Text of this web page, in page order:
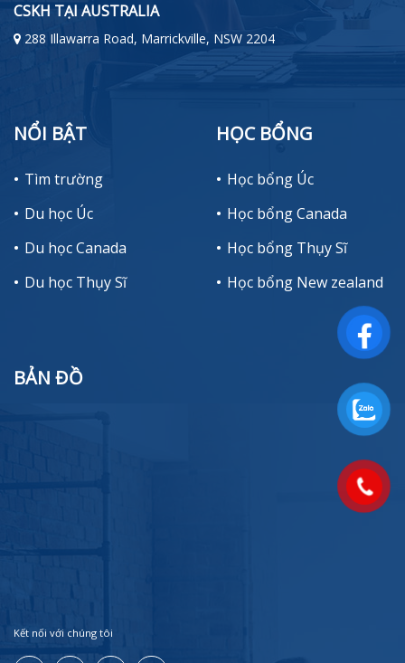
CSKH TẠI AUSTRALIA
288 Illawarra Road, Marrickville, NSW 2204
NỔI BẬT
Tìm trường
Du học Úc
Du học Canada
Du học Thụy Sĩ
HỌC BỔNG
Học bổng Úc
Học bổng Canada
Học bổng Thụy Sĩ
Học bổng New zealand
BẢN ĐỒ
Kết nối với chúng tôi